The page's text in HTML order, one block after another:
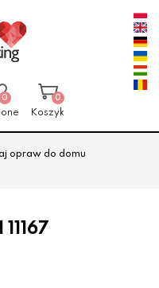
0 0
Koszyk
opraw do domu